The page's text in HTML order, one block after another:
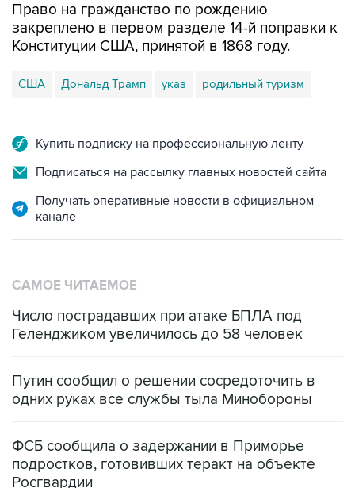
Право на гражданство по рождению
закреплено в первом разделе 14-й поправки к
Конституции США, принятой в 1868 году.
США Дональд Трамп указ родильный туризм
Купить подписку на профессиональную ленту
Подписаться на рассылку главных новостей сайта
Получать оперативные новости в официальном
канале
САМОЕ ЧИТАЕМОЕ
Число пострадавших при атаке БПЛА под
Геленджиком увеличилось до 58 человек
Путин сообщил о решении сосредоточить в
одних руках все службы тыла Минобороны
ФСБ сообщила о задержании в Приморье
подростков, готовивших теракт на объекте
Росгвардии